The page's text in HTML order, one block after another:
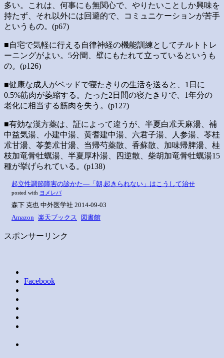
多い。これは、何事にも無関心で、やりたいことしか興味を
持たず、それ以外には回避的で、コミュニケーションが苦手
というもの。(p67)
■自宅で気軽に行える自律神経の機能訓練としてチルトトレ
ーニングがよい。5分間、壁にもたれて立っているというも
の。(p126)
■健康な成人がベッドで寝たきりの生活を送ると、1日に
0.5%筋肉が萎縮する。たった2日間の寝たきりで、1年分の
老化に相当する筋肉を失う。(p127)
■有効な漢方薬は、証によって違うが、半夏白朮天麻湯、補
中益気湯、小建中湯、黄耆建中湯、六君子湯、人参湯、苓桂
朮甘湯、苓姜朮甘湯、当帰芍薬散、香蘇散、加味帰脾湯、桂
枝加竜骨牡蠣湯、半夏厚朴湯、四逆散、柴胡加竜骨牡蠣湯15
種が挙げられている。(p138)
起立性調節障害の診かた―「朝,起きられない」はこうして治せ
posted with ヨメレバ
森下 克也 中外医学社 2014-09-03
Amazon 楽天ブックス 図書館
スポンサーリンク
Facebook